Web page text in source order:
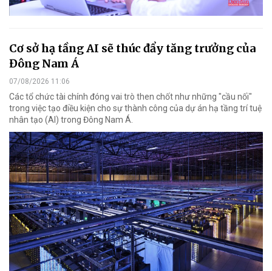
Cơ sở hạ tầng AI sẽ thúc đẩy tăng trưởng của
Đông Nam Á
07/08/2026 11:06
Các tổ chức tài chính đóng vai trò then chốt như những "cầu nối"
trong việc tạo điều kiện cho sự thành công của dự án hạ tầng trí tuệ
nhân tạo (AI) trong Đông Nam Á.